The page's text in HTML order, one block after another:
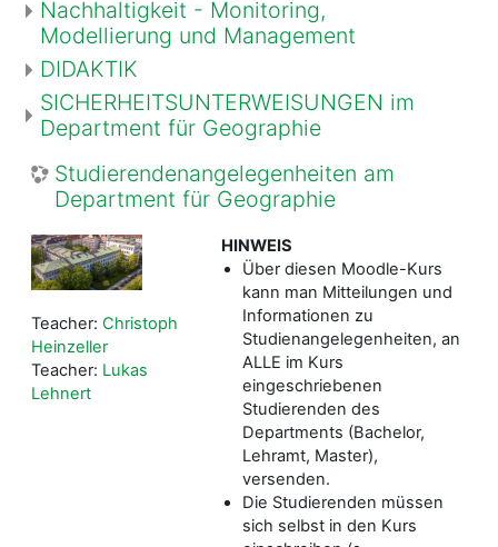
Nachhaltigkeit - Monitoring,
Modellierung und Management
DIDAKTIK
SICHERHEITSUNTERWEISUNGEN im
Department für Geographie
Studierendenangelegenheiten am
Department für Geographie
HINWEIS
Über diesen Moodle-Kurs
kann man Mitteilungen und
Informationen zu
Studienangelegenheiten, an
ALLE im Kurs
eingeschriebenen
Studierenden des
Departments (Bachelor,
Lehramt, Master),
versenden.
Die Studierenden müssen
sich selbst in den Kurs
Teacher: Christoph
Heinzeller
Teacher: Lukas
Lehnert